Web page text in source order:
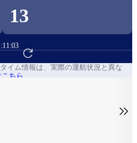
13
11:03
予約へ
イム情報は、実際の運航状況と異な
ちら
